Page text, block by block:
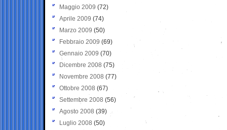
Maggio 2009 (72)
Aprile 2009 (74)
Marzo 2009 (50)
Febbraio 2009 (69)
Gennaio 2009 (70)
Dicembre 2008 (75)
Novembre 2008 (77)
Ottobre 2008 (67)
Settembre 2008 (56)
Agosto 2008 (39)
Luglio 2008 (50)